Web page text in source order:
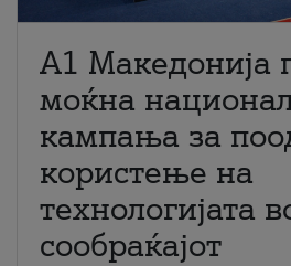
A1 Македонија
моќна
кампања за
користење на
технологијата
сообраќајот